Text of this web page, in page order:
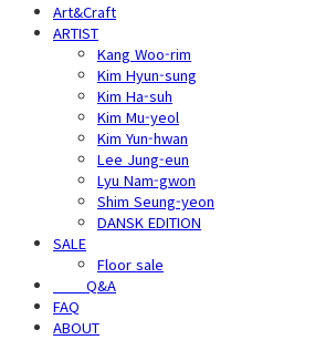
Art&Craft
ARTIST
Kang Woo-rim
Kim Hyun-sung
Kim Ha-suh
Kim Mu-yeol
Kim Yun-hwan
Lee Jung-eun
Lyu Nam-gwon
Shim Seung-yeon
DANSK EDITION
SALE
Floor sale
⠀⠀⠀Q&A
FAQ
ABOUT